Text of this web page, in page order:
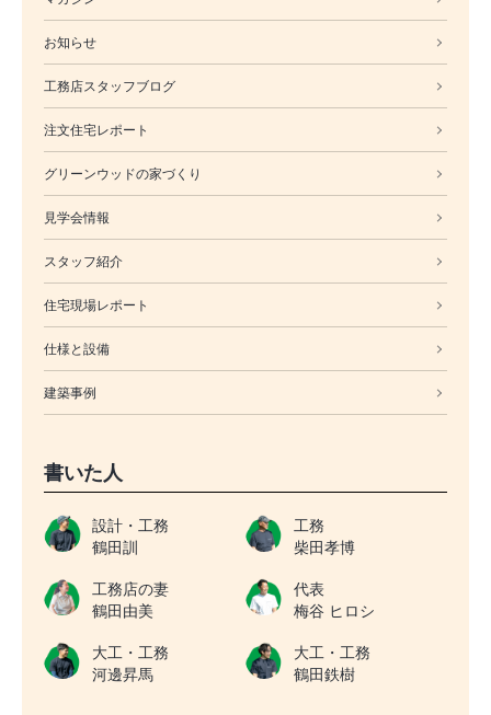
お知らせ
工務店スタッフブログ
注文住宅レポート
グリーンウッドの家づくり
見学会情報
スタッフ紹介
住宅現場レポート
仕様と設備
建築事例
書いた人
設計・工務
鶴田訓
工務
柴田孝博
工務店の妻
鶴田由美
代表
梅谷 ヒロシ
大工・工務
河邊昇馬
大工・工務
鶴田鉄樹